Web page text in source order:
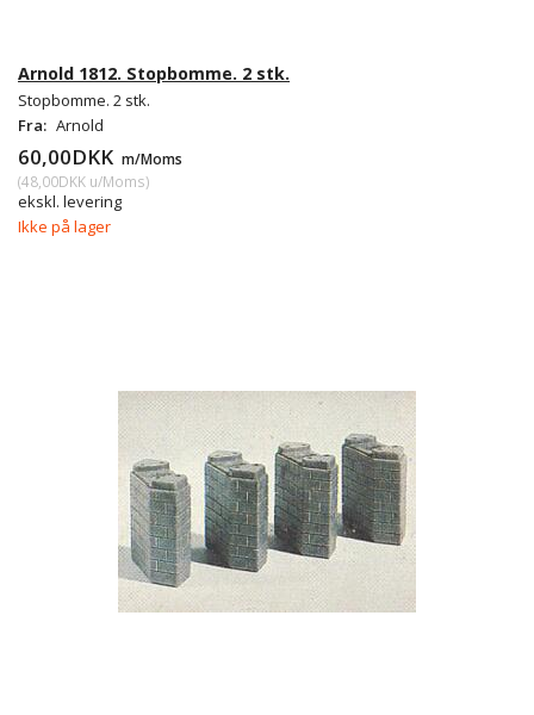
Arnold 1812. Stopbomme. 2 stk.
Stopbomme. 2 stk.
Fra: Arnold
60,00DKK m/Moms
(48,00DKK u/Moms)
ekskl. levering
Ikke på lager